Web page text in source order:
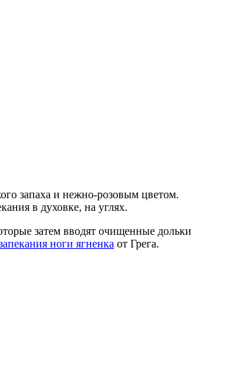
запаха и нежно-розовым цветом.
в духовке, на углях.
затем вводят очищенные дольки
ноги ягненка от Грега.